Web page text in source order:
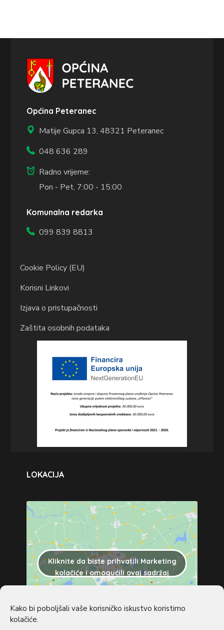
Kako bi poboljšali vaše korisničko iskustvo koristimo
kolačiće.
Općina Peteranec
Matije Gupca 13,48321 Peteranec
048 636 289
Radno vrijeme:
Pon - Pet, 7:00 - 15:00
Komunalna redarka
099 839 8813
Cookie Policy (EU)
Korisni Linkovi
Izjava o pristupačnosti
Zaštita osobnih podataka
LOKACIJA
Kliknite da biste prihvatili Marketing
kolačiće i omogućili ovaj sadržaj